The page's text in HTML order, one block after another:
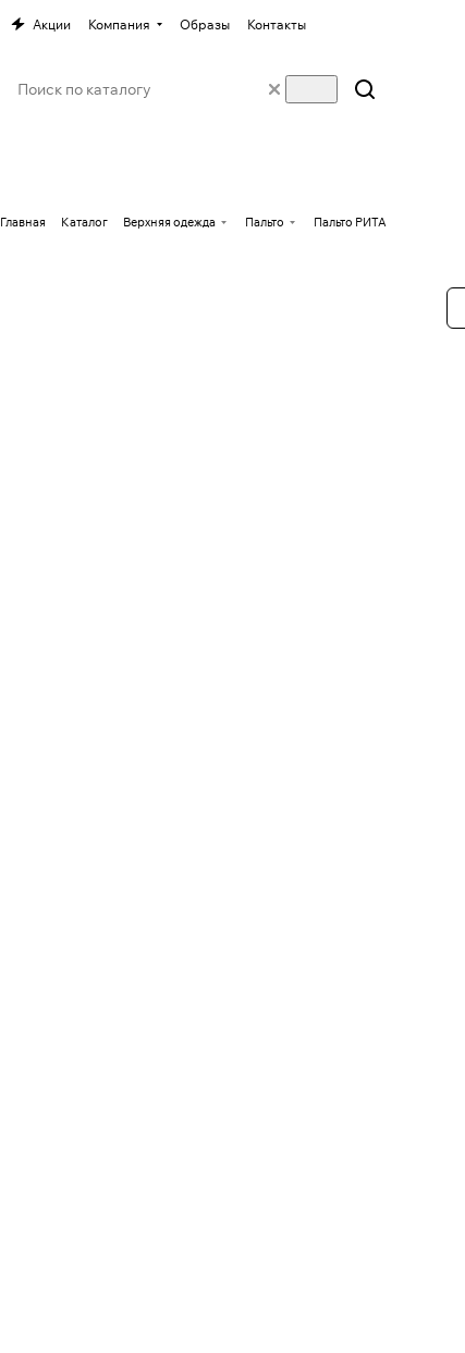
Акции Компания Образы Контакты
Главная Каталог Верхняя одежда Пальто Пальто РИТА